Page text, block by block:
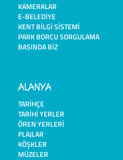
KAMERALAR
E-BELEDIYE
KENT BILGI SISTEMI
PARK BORCU SORGULAMA
BASINDA BIZ
ALANYA
TARIHÇE
TARIHI YERLER
ÖREN YERLERI
PLAJLAR
KÖŞKLER
MÜZELER